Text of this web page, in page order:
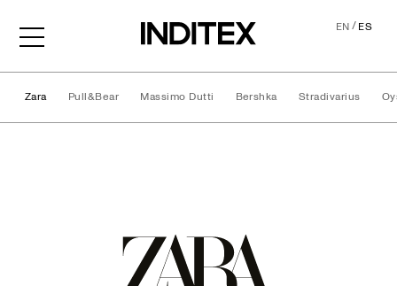
EN/ES
Zara Pull&Bear Massimo Dutti Bershka Stradivarius